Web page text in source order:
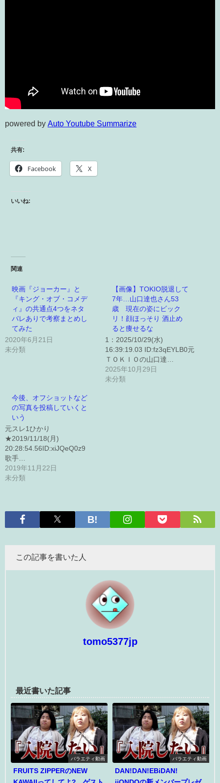
powered by Auto Youtube Summarize
共有:
Facebook X
いいね:
関連
映画『ジョーカー』と
『キング・オブ・コメデ
ィ』の共通点4つをネタ
バレありで考察まとめし
てみた
2020年6月21日
未分類
【画像】TOKIO脱退して
7年…山口達也さん53
歳 現在の姿にビック
リ！顔ほっそり 酒止め
ると痩せるな
1：2025/10/29(水)
16:39:19.03 ID:fz3qEYLB0元
ＴＯＫＩＯの山口達…
2025年10月29日
未分類
今後、オフショットなど
の写真を投稿していくと
いう
元スレ1ひかり
★2019/11/18(月)
20:28:54.56ID:xiJQeQ0z9
歌手…
2019年11月22日
未分類
この記事を書いた人
tomo5377jp
最近書いた記事
バラエティ動画
FRUITS ZIPPERのNEW
バラエティ動画
DAN!DAN!EBiDAN!